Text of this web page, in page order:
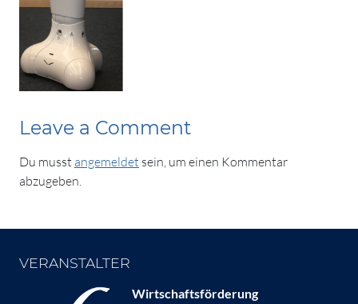
Leave a Comment
Du musst angemeldet sein, um einen Kommentar
abzugeben.
VERANSTALTER
Wirtschaftsförderung